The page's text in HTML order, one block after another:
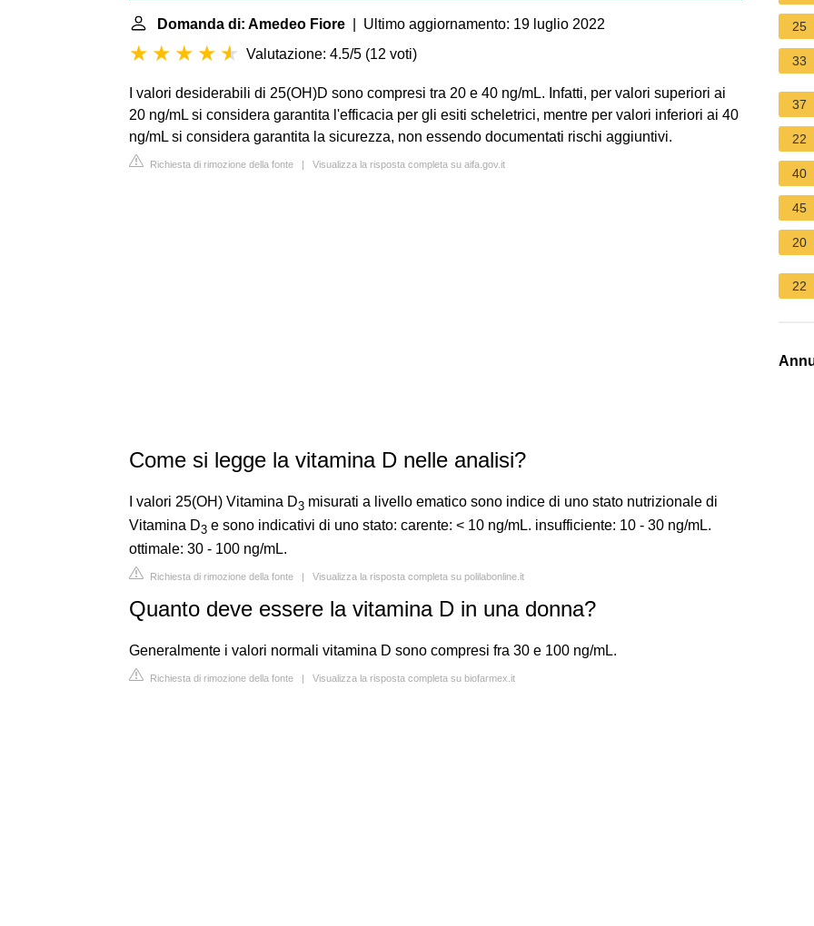
Domanda di: Amedeo Fiore | Ultimo aggiornamento: 19 luglio 2022
Valutazione: 4.5/5 (12 voti)
I valori desiderabili di 25(OH)D sono compresi tra 20 e 40 ng/mL. Infatti, per valori superiori ai
20 ng/mL si considera garantita l'efficacia per gli esiti scheletrici, mentre per valori inferiori ai 40
ng/mL si considera garantita la sicurezza, non essendo documentati rischi aggiuntivi.
Richiesta di rimozione della fonte | Visualizza la risposta completa su aifa.gov.it
Come si legge la vitamina D nelle analisi?
I valori 25(OH) Vitamina D3 misurati a livello ematico sono indice di uno stato nutrizionale di
Vitamina D3 e sono indicativi di uno stato: carente: < 10 ng/mL. insufficiente: 10 - 30 ng/mL.
ottimale: 30 - 100 ng/mL.
Richiesta di rimozione della fonte Visualizza la risposta completa su polilabonline.it
Quanto deve essere la vitamina D in una donna?
Generalmente i valori normali vitamina D sono compresi fra 30 e 100 ng/mL.
Richiesta di rimozione della fonte Visualizza la risposta completa su biofarmex.it
25
33
37
22
40
45
20
22